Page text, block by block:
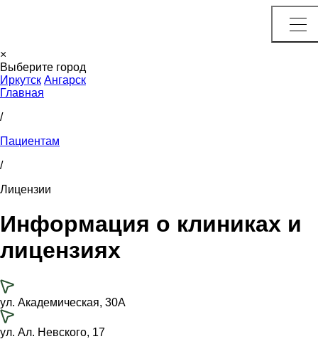
×
Выберите город
Иркутск Ангарск
Главная
/
Пациентам
/
Лицензии
Информация о клиниках и
лицензиях
ул. Академическая, 30А
ул. Ал. Невского, 17